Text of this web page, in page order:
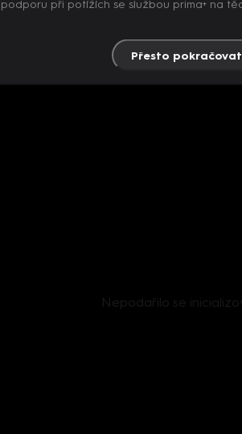
Nepodařilo se
podporu při potížích se službou prima+ na
Přesto pokračovat